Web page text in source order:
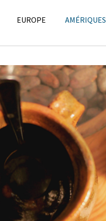
EUROPE AMÉRIQUES